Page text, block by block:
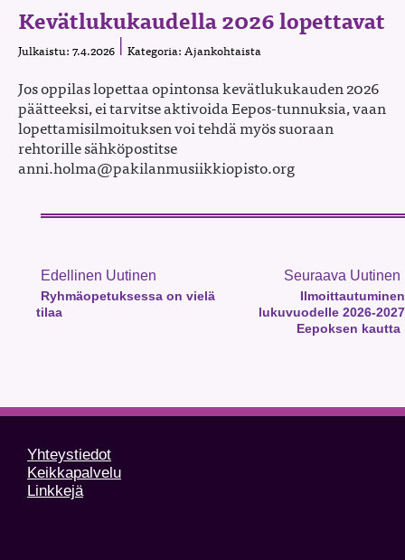
Kevätlukukaudella 2026 lopettavat
Julkaistu: 7.4.2026 Kategoria: Ajankohtaista
Jos oppilas lopettaa opintonsa kevätlukukauden 2026
päätteeksi, ei tarvitse aktivoida Eepos-tunnuksia, vaan
lopettamisilmoituksen voi tehdä myös suoraan
rehtorille sähköpostitse
anni.holma@pakilanmusiikkiopisto.org
Edellinen Uutinen
Ryhmäopetuksessa on vielä
tilaa
Seuraava Uutinen
Ilmoittautuminen
lukuvuodelle 2026-2027
Eepoksen kautta
Yhteystiedot
Keikkapalvelu
Linkkejä